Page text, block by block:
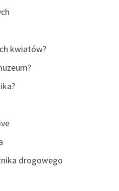
kwiatów?
drogowego